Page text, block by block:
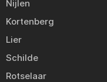
Nijlen
Kortenberg
Lier
Schilde
Rotselaar